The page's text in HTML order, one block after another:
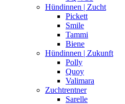
Hündinnen | Zucht
Pickett
Smile
Tammi
Biene
Hündinnen | Zukunft
Polly
Quoy
Valimara
Zuchtrentner
Sarelle